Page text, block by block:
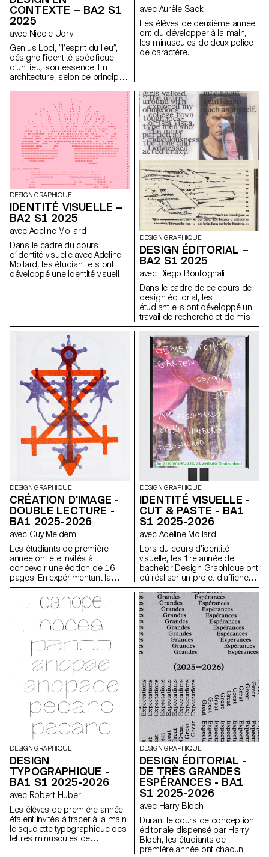
CONTEXTE – BA2 S1
2025
avec Nicole Udry
Genius Loci, “l’esprit du lieu”,
désigne l’identité spécifique
d’un lieu, son essence. En
architecture, selon ce principe,
les caractéristiques uniques
d’un lieu sont prolongées dans
une réalisation. Les élèves de
2ème année en Design
graphique ont travaillé sur une
communication basée sur ce
principe et sur la réalisation
architecturale qui s’y réfère afin
d’en faire la promotion, ou de
prolonger la communication du
avec Aurèle Sack
Les élèves de deuxième année
ont du développer à la main,
les minuscules de deux police
de caractère.
DESIGN GRAPHIQUE
IDENTITÉ VISUELLE –
BA2 S1 2025
avec Adeline Mollard
Dans le cadre du cours
d’identité visuelle avec Adeline
Mollard, les étudiant·e·s ont
développé une identité visuelle
interprétation singulière de
celle-ci. L’identité est déclinée
sur une série de supports, de
la carte de visite au format F4,
comprenant affiches, flyers,
cartes de visite ainsi qu’une
affiche animée.
DESIGN GRAPHIQUE
DESIGN ÉDITORIAL –
BA2 S1 2025
avec Diego Bontognali
Dans le cadre de ce cours de
design éditorial, les
étudiant·e·s ont développé un
travail de recherche et de mise
en forme de textes autour d’un
thème commun. À partir d’une
sélection de sources, chaque
projet propose deux éditions
au contenu identique, déclinées
dans un grand et un petit
format.
DESIGN GRAPHIQUE
CRÉATION D'IMAGE -
DOUBLE LECTURE -
BA1 2025-2026
avec Guy Meldem
Les étudiants de première
année ont été invités à
concevoir une édition de 16
pages. En expérimentant la
bichromie par diverses
techniques d'impression, ils
ont séquencé une lecture
couleurs imprimées.
DESIGN GRAPHIQUE
IDENTITÉ VISUELLE -
CUT & PASTE - BA1
S1 2025-2026
avec Adeline Mollard
Lors du cours d'identité
visuelle, les 1re année de
bachelor Design Graphique ont
dû réaliser un projet d'affiches
à partir d'un événement tiré au
hasard. Ils ont du définir leur
propre système visuel et ont
exploré une recherche
d'affiches typographiques
réalisées à la main. L'identité
visuelle de l'événement a été
développée au travers d'une
affiche et d'un flyer,
accompagnés d'un carnet de
recherche regroupant
l'ensemble de leur processus
créatif.
DESIGN GRAPHIQUE
DESIGN
TYPOGRAPHIQUE -
BA1 S1 2025-2026
avec Robert Huber
Les élèves de première année
étaient invités à tracer à la main
le squelette typographique des
lettres minuscules de
DESIGN GRAPHIQUE
DESIGN ÉDITORIAL -
DE TRÈS GRANDES
ESPÉRANCES - BA1
S1 2025-2026
avec Harry Bloch
Durant le cours de conception
éditoriale dispensé par Harry
Bloch, les étudiants de
première année ont chacun mis